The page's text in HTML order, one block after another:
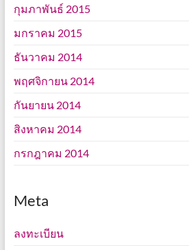
กุมภาพันธ์ 2015
มกราคม 2015
ธันวาคม 2014
พฤศจิกายน 2014
กันยายน 2014
สิงหาคม 2014
กรกฎาคม 2014
Meta
ลงทะเบียน